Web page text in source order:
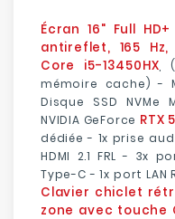
Écran 16" Full HD+
antireflet, 165 Hz,
Core i5-13450HX ,
mémoire cache) -
Disque SSD NVMe
NVIDIA GeForce RTX
dédiée - 1x prise
HDMI 2.1 FRL - 3x
Type-C - 1x port
Clavier chiclet
zone avec touche